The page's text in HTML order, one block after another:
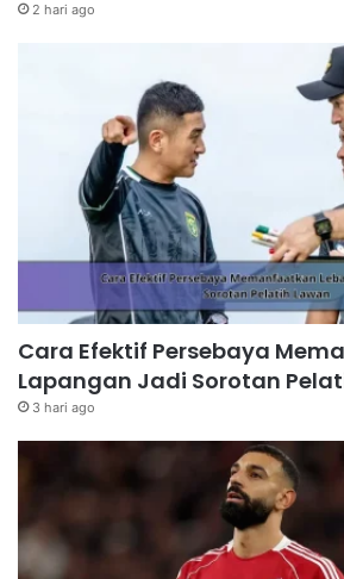
2 hari ago
Cara Efektif Persebaya
Lapangan Jadi Sorotan
3 hari ago